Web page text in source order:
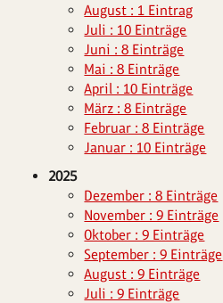
August : 1 Eintrag
Juli : 10 Einträge
Juni : 8 Einträge
Mai : 8 Einträge
April : 10 Einträge
März : 8 Einträge
Februar : 8 Einträge
Januar : 10 Einträge
2025
Dezember : 8 Einträge
November : 9 Einträge
Oktober : 9 Einträge
September : 9 Einträge
August : 9 Einträge
Juli : 9 Einträge